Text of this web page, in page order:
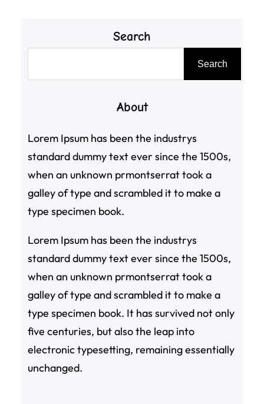
Search
Search
About
Lorem Ipsum has been the industrys
standard dummy text ever since the 1500s,
when an unknown prmontserrat took a
galley of type and scrambled it to make a
type specimen book.
Lorem Ipsum has been the industrys
standard dummy text ever since the 1500s,
when an unknown prmontserrat took a
galley of type and scrambled it to make a
type specimen book. It has survived not only
five centuries, but also the leap into
electronic typesetting, remaining essentially
unchanged.